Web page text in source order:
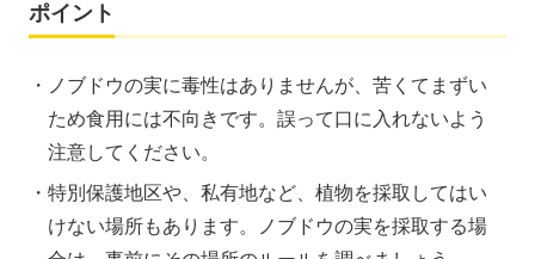
ポイント
ノブドウの実に毒性はありませんが、苦くてまずい
ため食用には不向きです。誤って口に入れないよう
注意してください。
特別保護地区や、私有地など、植物を採取してはい
けない場所もあります。ノブドウの実を採取する場